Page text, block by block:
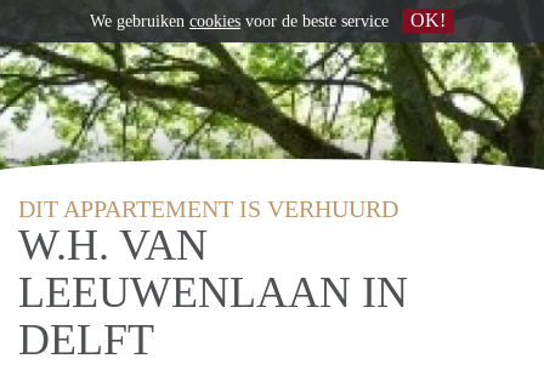
DIT APPARTEMENT IS VERHUURD
W.H. VAN
LEEUWENLAAN IN
DELFT
We gebruiken cookies voor de beste service OK!